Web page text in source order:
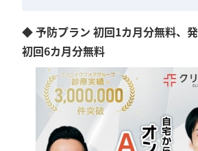
◆ 予防プラン 初回1カ月分無料、
初回6カ月分無料